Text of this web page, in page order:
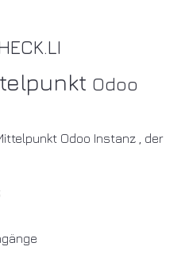
Odoo
Odoo Instanz , der